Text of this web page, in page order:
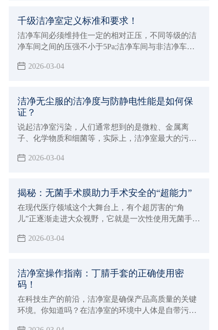
千级洁净室定义标准和要求！
洁净车间必须维持住一定的相对正压，不同等级的洁
净车间之间的压强不小于5Pa;洁净车间与非洁净车间
逆流到高级洁净车间
2026-03-04
洁净无尘服的洁净度与防静电性能是如何保
证？
说起洁净室污染，人们通常想到的是微粒、金属离
子、化学物质和细菌等，实际上，洁净室最大的污染
埃和静电的防护显得十分重要。
2026-03-04
揭秘：无菌手术膜助力手术安全的“超能力”
在现代医疗领域这个大舞台上，有个超厉害的“角
儿”正逐渐走进大众视野，它就是一次性使用无菌手术
2026-03-04
洁净室操作指南：丁腈手套的正确使用密
码！
在科技生产的前沿，洁净室是确保产品高质量的关键
环境。你知道吗？在洁净室的环境中人体是自带污染